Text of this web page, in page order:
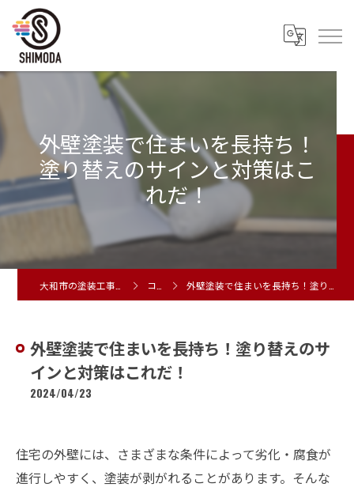
外壁塗装で住まいを長持ち！
塗り替えのサインと対策はこ
れだ！
コラム 外壁塗装で住まいを長持ち！塗り替えのサインと対策はこれだ！
外壁塗装で住まいを長持ち！塗り替えのサ
インと対策はこれだ！
2024/04/23
住宅の外壁には、さまざまな条件によって劣化・腐食が
進行しやすく、塗装が剥がれることがあります。そんな